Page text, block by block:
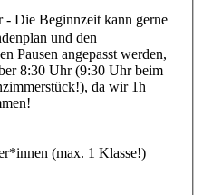
- Die Beginnzeit kann gerne
und den
Pausen angepasst werden,
8:30 Uhr (9:30 Uhr beim
da wir 1h
(max. 1 Klasse!)